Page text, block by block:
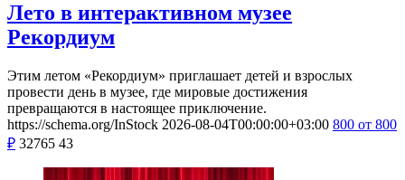
Лето в интерактивном музее
Рекордиум
Этим летом «Рекордиум» приглашает детей и взрослых
провести день в музее, где мировые достижения
превращаются в настоящее приключение.
https://schema.org/InStock 2026-08-04T00:00:00+03:00 800 от 800
₽ 32765 43